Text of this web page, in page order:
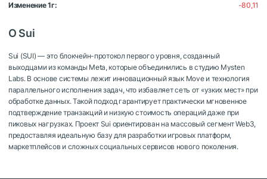
Изменение 1г:
-80,11
О Sui
Sui (SUI) — это блокчейн-протокол первого уровня, созданный
выходцами из команды Meta, которые объединились в студию Mysten
Labs. В основе системы лежит инновационный язык Move и технология
параллельного исполнения задач, что избавляет сеть от «узких мест» при
обработке данных. Такой подход гарантирует практически мгновенное
подтверждение транзакций и низкую стоимость операций даже при
пиковых нагрузках. Проект Sui ориентирован на массовый сегмент Web3,
предоставляя идеальную базу для разработки игровых платформ,
маркетплейсов и сложных социальных сервисов нового поколения.